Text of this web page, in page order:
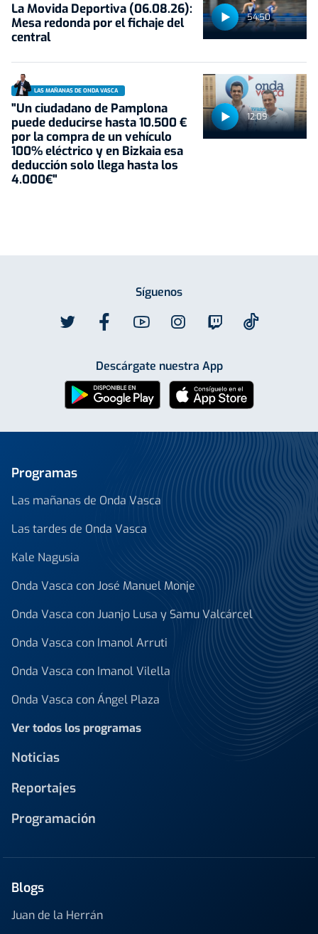
54:50
La Movida Deportiva (06.08.26):
Mesa redonda por el fichaje del
central
12:09
LAS MAÑANAS DE ONDA VASCA
"Un ciudadano de Pamplona
puede deducirse hasta 10.500 €
por la compra de un vehículo
100% eléctrico y en Bizkaia esa
deducción solo llega hasta los
4.000€"
Síguenos
Descárgate nuestra App
Programas
Las mañanas de Onda Vasca
Las tardes de Onda Vasca
Kale Nagusia
Onda Vasca con José Manuel Monje
Onda Vasca con Juanjo Lusa y Samu Valcárcel
Onda Vasca con Imanol Arruti
Onda Vasca con Imanol Vilella
Onda Vasca con Ángel Plaza
Ver todos los programas
Noticias
Reportajes
Programación
Blogs
Juan de la Herrán